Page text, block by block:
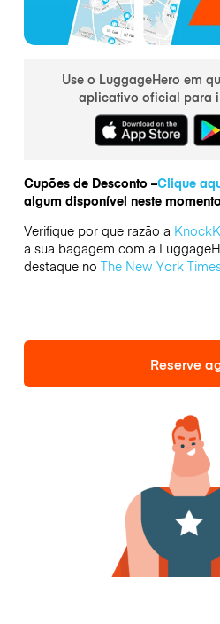
Use o LuggageHero em
aplicativo oficial para
Cupões de Desconto –Clique
algum disponível neste
Verifique por que razão a
a sua bagagem com a
destaque no The New York
Reserve